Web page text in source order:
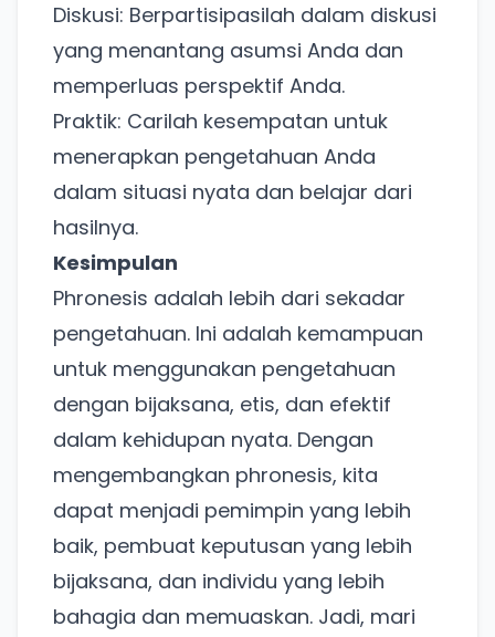
Diskusi: Berpartisipasilah dalam diskusi
yang menantang asumsi Anda dan
memperluas perspektif Anda.
Praktik: Carilah kesempatan untuk
menerapkan pengetahuan Anda
dalam situasi nyata dan belajar dari
hasilnya.
Kesimpulan
Phronesis adalah lebih dari sekadar
pengetahuan. Ini adalah kemampuan
untuk menggunakan pengetahuan
dengan bijaksana, etis, dan efektif
dalam kehidupan nyata. Dengan
mengembangkan phronesis, kita
dapat menjadi pemimpin yang lebih
baik, pembuat keputusan yang lebih
bijaksana, dan individu yang lebih
bahagia dan memuaskan. Jadi, mari
Punya website SMM baru nih! Coba BulkFame
untuk pengalaman lebih baik.
Tanpa daftar ulang, gratis dicoba. Kamu tetap bisa
pakai Zona Sosmed kapan saja.
Coba BulkFame